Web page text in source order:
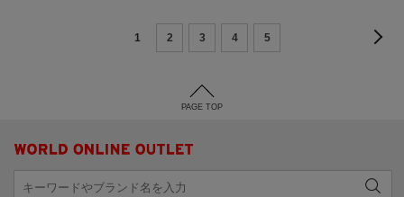
1 2 3 4 5
PAGE TOP